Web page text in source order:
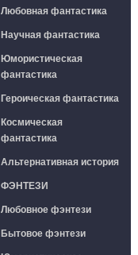
Любовная фантастика
Научная фантастика
Юмористическая
фантастика
Героическая фантастика
Космическая
фантастика
Альтернативная история
ФЭНТЕЗИ
Любовное фэнтези
Бытовое фэнтези